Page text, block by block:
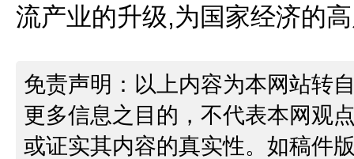
流产业的升级,为国家经济的
免责声明：以上内容为本网站转
更多信息之目的，不代表本网观
或证实其内容的真实性。如稿件